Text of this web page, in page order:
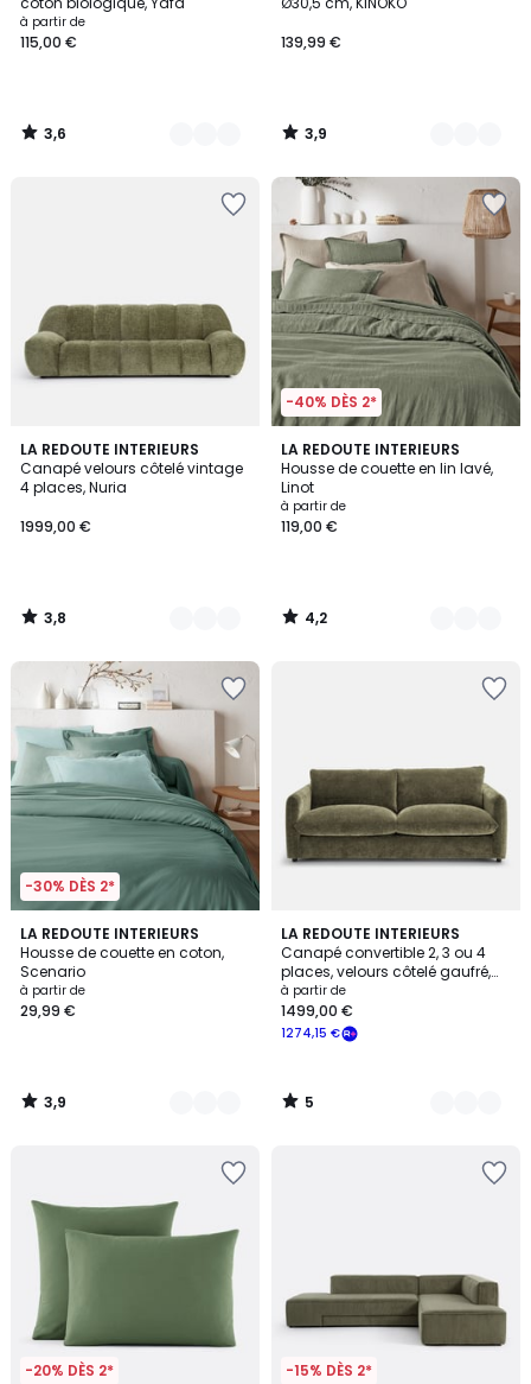
à partir de
115,00 €
3,6
/
139,99 €
3,9
/
LA REDOUTE INTERIEURS
Canapé velours côtelé vintage
4 places, Nuria
1999,00 €
3,8
/ 5
4
Couleurs
3,8
/
-40% DÈS 2*
LA REDOUTE INTERIEURS
Housse de couette en lin lavé,
Linot
à partir de
119,00 €
4,2
/ 5
21
Couleurs
4,2
/
-30% DÈS 2*
LA REDOUTE INTERIEURS
Housse de couette en coton,
Scenario
à partir de
29,99 €
3,9
/ 5
22
Couleurs
3,9
/
LA REDOUTE INTERIEURS
Canapé convertible 2, 3 ou 4
places, velours côtelé gaufré,
YDE
à partir de
1274,15 €
1499,00 €
5
/
5
8
Couleurs
5
/
-20% DÈS 2* -15% DÈS 2*